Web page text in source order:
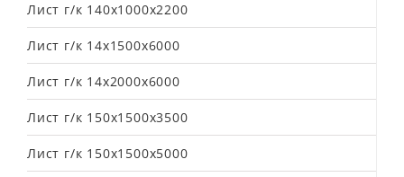
Лист г/к 140х1000х2200
Лист г/к 14х1500х6000
Лист г/к 14х2000х6000
Лист г/к 150х1500х3500
Лист г/к 150х1500х5000